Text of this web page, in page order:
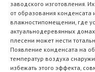
заводского изготовления.
от образования
влажностипомещении, где
актуальнодеревянных
плесени может нести
Появление конденсата на
температур воздуха
избежать этого эффекта,